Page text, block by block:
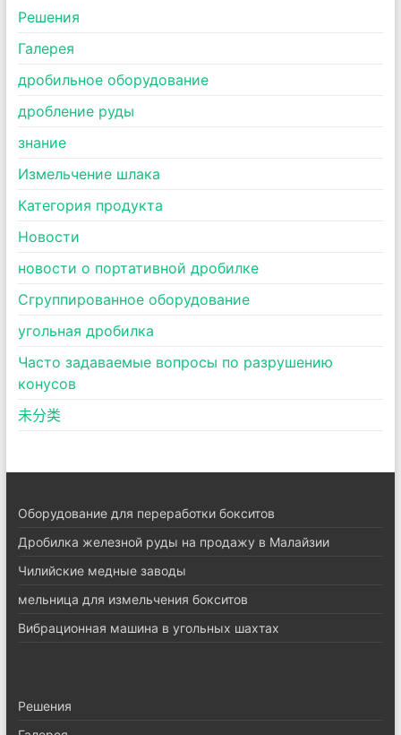
Pешения
Галерея
дробильное оборудование
дробление руды
знание
Измельчение шлака
Категория продукта
Новости
новости о портативной дробилке
Сгруппированное оборудование
угольная дробилка
Часто задаваемые вопросы по разрушению
конусов
未分类
Оборудование для переработки бокситов
Дробилка железной руды на продажу в Малайзии
Чилийские медные заводы
мельница для измельчения бокситов
Вибрационная машина в угольных шахтах
Pешения